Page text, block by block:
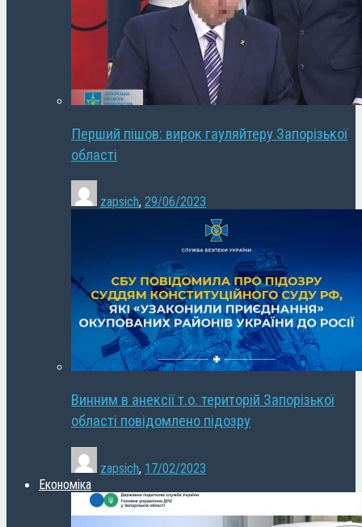
Перший пішов: вирок гауляйтеру Запорізької
області
zapsich, 29/06/2023
Винним в анексії т.о. територій Запорізької
області повідомлено підозру
zapsich, 17/02/2023
Економіка